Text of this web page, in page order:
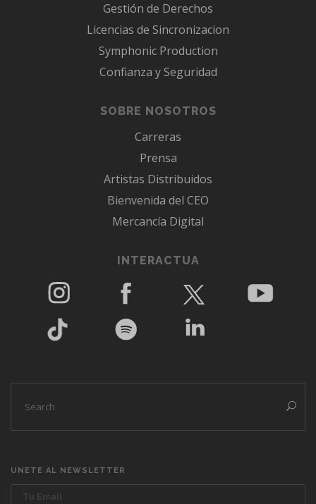
Gestión de Derechos
Licencias de Sincronizacion
Symphonic Production
Confianza y Seguridad
SOBRE NOSOTROS
Carreras
Prensa
Artistas Distribuidos
Bienvenida del CEO
Mercancía Digital
INTERACTUA
UNETE AL NEWSLETTER